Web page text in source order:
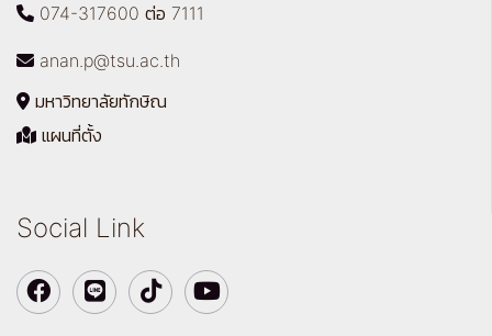
074-317600 ต่อ 7111
anan.p@tsu.ac.th
มหาวิทยาลัยทักษิณ
แผนที่ตั้ง
Social Link